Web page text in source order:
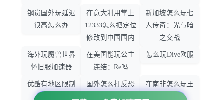
钢岚国外玩延迟
很高怎么办
在意大利用掌上
12333怎么把定位
修改到中国国内
新加坡怎么玩七
人传奇：光与暗
之交战
海外玩魔兽世界
怀旧服加速器
在美国能玩公主
连结：Re吗
怎么玩Dive欧服
优酷有地区限制
国外怎么打反恐
精英：全球攻势
在南非怎么玩王